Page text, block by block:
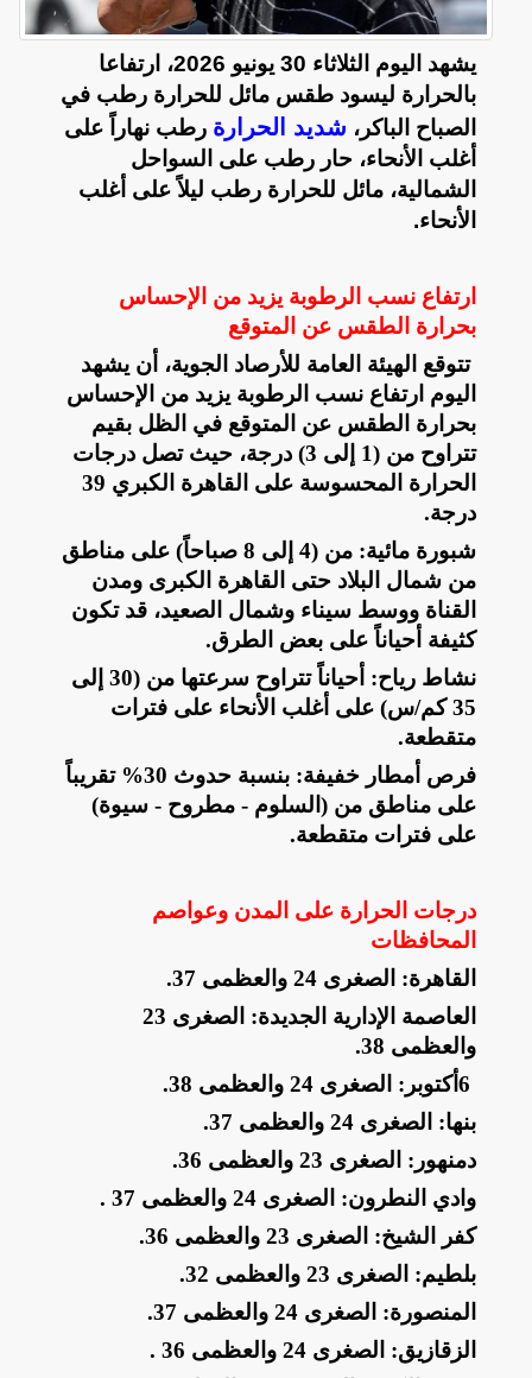
يشهد اليوم الثلاثاء 30 يونيو 2026، ارتفاعا
بالحرارة ليسود طقس مائل للحرارة رطب في
الصباح الباكر، شديد الحرارة رطب نهاراً على
أغلب الأنحاء، حار رطب على السواحل
الشمالية، مائل للحرارة رطب ليلاً على أغلب
الأنحاء.
ارتفاع نسب الرطوبة يزيد من الإحساس
بحرارة الطقس عن المتوقع
تتوقع الهيئة العامة للأرصاد الجوية، أن يشهد
اليوم ارتفاع نسب الرطوبة يزيد من الإحساس
بحرارة الطقسعن المتوقع في الظل بقيم
تتراوح من (1 إلى 3) درجة، حيث تصل درجات
الحرارة المحسوسة على القاهرة الكبري 39
درجة.
​شبورة مائية: من (4 إلى 8 صباحاً) على مناطق
من شمال البلاد حتى القاهرة الكبرى ومدن
القناة ووسط سيناء وشمال الصعيد، قد تكون
كثيفة أحياناً على بعض الطرق.
​نشاط رياح: أحياناً تتراوح سرعتها من (30 إلى
35 كم/س) على أغلب الأنحاء على فترات
متقطعة.
​فرص أمطار خفيفة: بنسبة حدوث 30% تقريباً
على مناطق من (السلوم - مطروح - سيوة)
على فترات متقطعة.
درجات الحرارة على المدن وعواصم
المحافظات
​القاهرة: الصغرى 24 والعظمى 37
.
​العاصمة الإدارية الجديدة: الصغرى 23
والعظمى 38
.
​6أكتوبر: الصغرى 24 والعظمى 38
.
​بنها: الصغرى 24 والعظمى 37
.
​دمنهور: الصغرى 23 والعظمى 36
.
​وادي النطرون: الصغرى 24 والعظمى 37
.
​كفر الشيخ: الصغرى 23 والعظمى 36
.
​بلطيم: الصغرى 23 والعظمى 32
.
​المنصورة: الصغرى 24 والعظمى 37
.
​الزقازيق: الصغرى 24 والعظمى 36
.